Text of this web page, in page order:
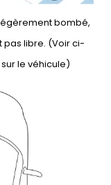
bombé,
libre. (Voir ci-
le véhicule)